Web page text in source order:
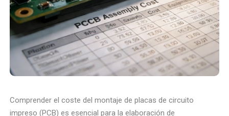
Comprender el coste del montaje de placas de circuito
impreso (PCB) es esencial para la elaboración de